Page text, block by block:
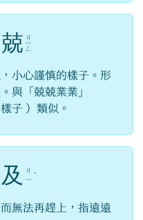
兢 ㄐ
ㄧ
ㄥ
小心謹慎的樣子。形
與「兢兢業業」
子 ）類似。
及
ㄐ
ㄧ ˊ
無法再趕上，指遠遠